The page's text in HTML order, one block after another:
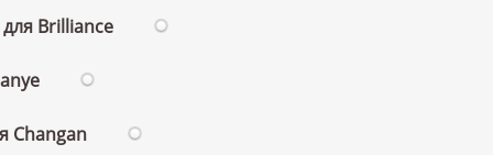
Brilliance
Changan